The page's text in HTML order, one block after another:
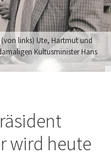
(von links) Ute, Hartmut und
Kultusminister Hans
wird heute